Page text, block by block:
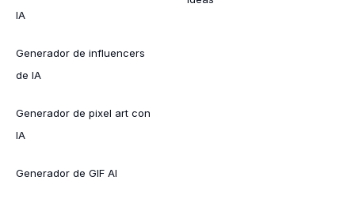
IA
Generador de influencers
de IA
Generador de pixel art con
IA
Generador de GIF AI